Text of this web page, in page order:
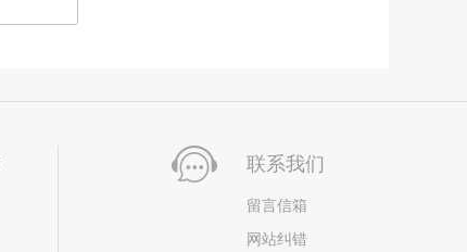
联系我们
留言信箱
网站纠错